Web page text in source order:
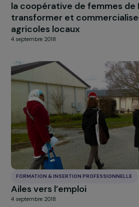
Rompre l’isolement social
femmes vulnérables des
Maputo
4 septembre 2018